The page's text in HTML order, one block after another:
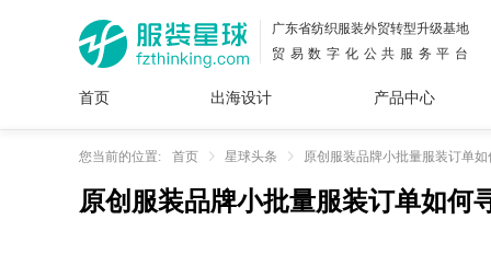
广东省纺织服装外贸转型升级基地
贸易数字化公共服务平台
首页 出海设计
面料
花型
插画
图案
服装
设计
产品中心
女装
内衣
男装
运动
服
童装
牛仔
服装
您当前的位置: 首页 星球头条 原创服装品牌小批量服装订单
原创服装品牌小批量服装订单如何